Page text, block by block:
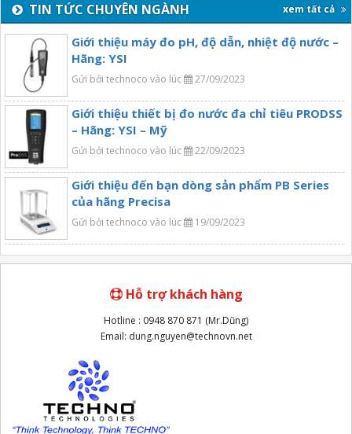
TIN TỨC CHUYÊN NGÀNH xem tất cả
Giới thiệu máy đo pH, độ dẫn, nhiệt độ nước –
Hãng: YSI
Gửi bởi technoco vào lúc 27/09/2023
Giới thiệu thiết bị đo nước đa chỉ tiêu PRODSS
– Hãng: YSI – Mỹ
Gửi bởi technoco vào lúc 22/09/2023
Giới thiệu đến bạn dòng sản phẩm PB Series
của hãng Precisa
Gửi bởi technoco vào lúc 19/09/2023
Hỗ trợ khách hàng
Hotline : 0948 870 871 (Mr.Dũng)
Email: dung.nguyen@technovn.net